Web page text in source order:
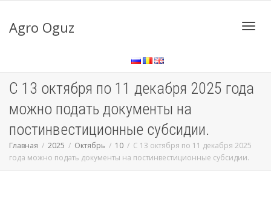
Agro Oguz
С 13 октября по 11 декабря 2025 года
можно подать документы на
постинвестиционные субсидии.
Главная 2025 Октябрь 10
С 13 октября по 11 декабря 2025
года можно подать документы на постинвестиционные субсидии.